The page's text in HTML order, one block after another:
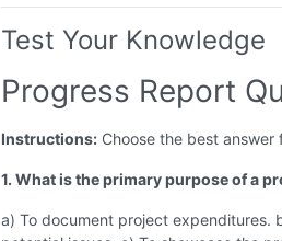
Test Your Knowledge
Progress Report
Instructions: Choose the best answer
1. What is the primary purpose of a
a) To document project expenditures.